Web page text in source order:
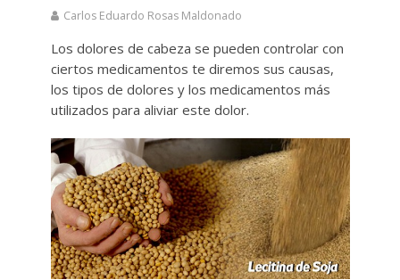
Carlos Eduardo Rosas Maldonado
Los dolores de cabeza se pueden controlar con
ciertos medicamentos te diremos sus causas,
los tipos de dolores y los medicamentos más
utilizados para aliviar este dolor.